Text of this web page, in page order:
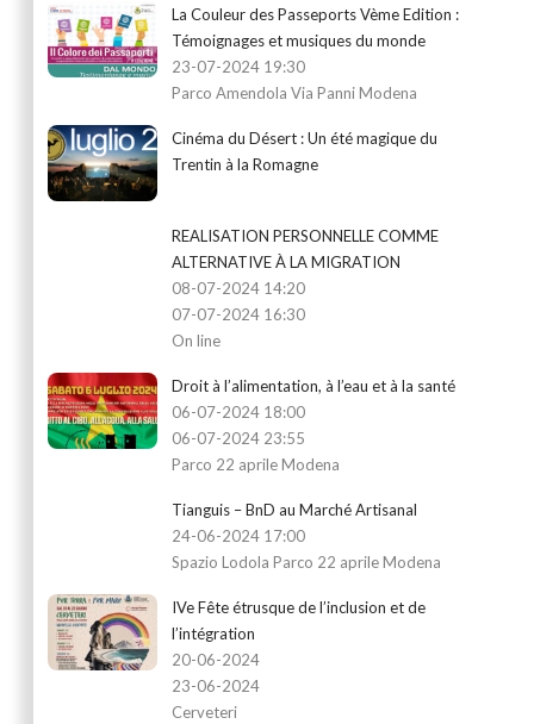
La Couleur des Passeports Vème Edition :
Témoignages et musiques du monde
23-07-2024 19:30
Parco Amendola Via Panni Modena
Cinéma du Désert : Un été magique du
Trentin à la Romagne
REALISATION PERSONNELLE COMME
ALTERNATIVE À LA MIGRATION
08-07-2024 14:20
07-07-2024 16:30
On line
Droit à l’alimentation, à l’eau et à la santé
06-07-2024 18:00
06-07-2024 23:55
Parco 22 aprile Modena
Tianguis – BnD au Marché Artisanal
24-06-2024 17:00
Spazio Lodola Parco 22 aprile Modena
IVe Fête étrusque de l’inclusion et de
l’intégration
20-06-2024
23-06-2024
Cerveteri